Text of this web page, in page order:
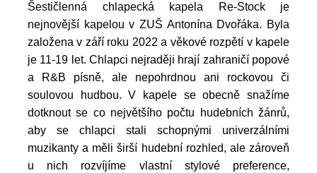
Šestičlenná chlapecká kapela Re-Stock je
nejnovější kapelou v ZUŠ Antonína Dvořáka. Byla
založena v září roku 2022 a věkové rozpětí v kapele
je 11-19 let. Chlapci nejraději hrají zahraničí popové
a R&B písně, ale nepohrdnou ani rockovou či
soulovou hudbou. V kapele se obecně snažíme
dotknout se co největšího počtu hudebních žánrů,
aby se chlapci stali schopnými univerzálními
muzikanty a měli širší hudební rozhled, ale zároveň
u nich rozvíjíme vlastní stylové preference,